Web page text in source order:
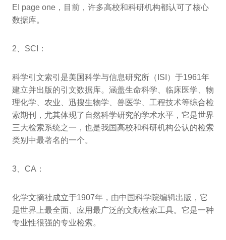
EI page one，目前，许多高校和科研机构都认可了核心
数据库。
2、SCI：
科学引文索引是美国科学与信息研究所（ISI）于1961年
建立并出版的引文数据库。涵盖生命科学、临床医学、物
理化学、农业、迅搜生物学、兽医学、工程技术等综合检
索期刊，尤其体现了自然科学研究的学术水平，它是世界
三大检索系统之一，也是我国高校和科研机构公认的检索
类别中最著名的一个。
3、CA：
化学文摘社成立于1907年，由中国科学院编辑出版，它
是世界上最全面、应用最广泛的文献检索工具。它是一种
专业性很强的专业检索。